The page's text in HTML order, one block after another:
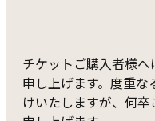
チケットご購入者様
申し上げます。度重
けいたしますが、何